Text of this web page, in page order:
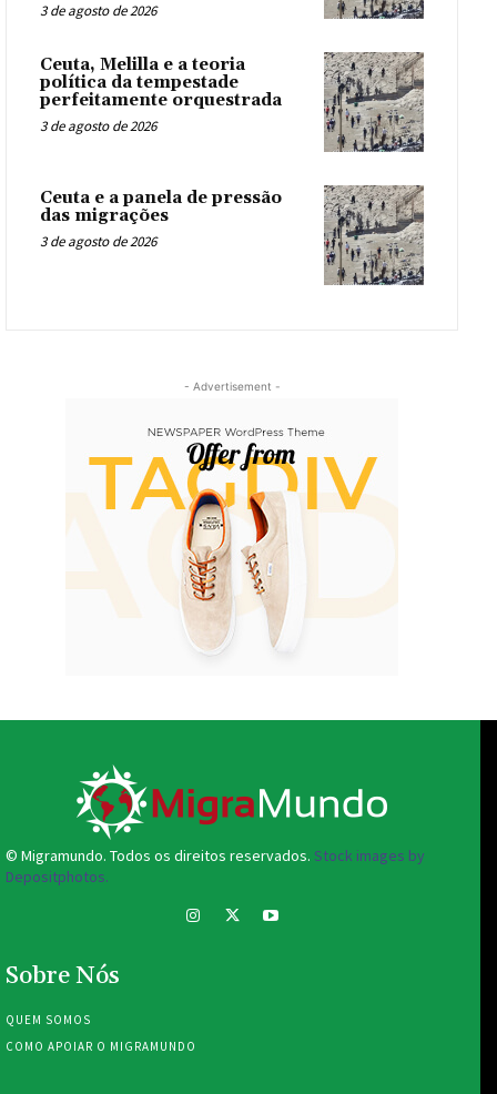
3 de agosto de 2026
Ceuta, Melilla e a teoria
política da tempestade
perfeitamente orquestrada
3 de agosto de 2026
Ceuta e a panela de pressão
das migrações
3 de agosto de 2026
- Advertisement -
© Migramundo. Todos os direitos reservados. Stock images by
Depositphotos.
Sobre Nós
QUEM SOMOS
COMO APOIAR O MIGRAMUNDO